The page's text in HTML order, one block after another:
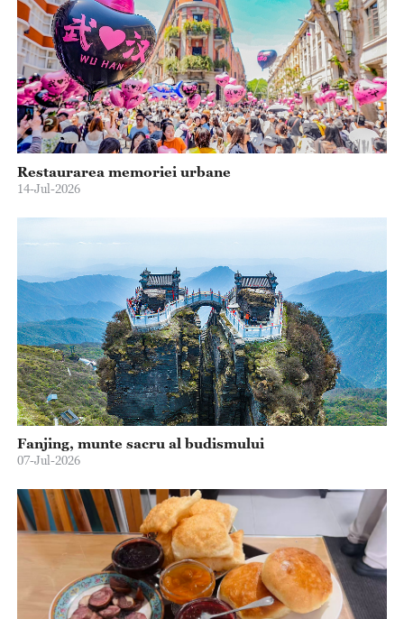
Restaurarea memoriei urbane
14-Jul-2026
Fanjing, munte sacru al budismului
07-Jul-2026